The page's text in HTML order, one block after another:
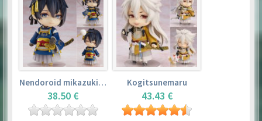
Nendoroid mikazuki munechika
38.50 €
Kogitsunemaru
43.43 €